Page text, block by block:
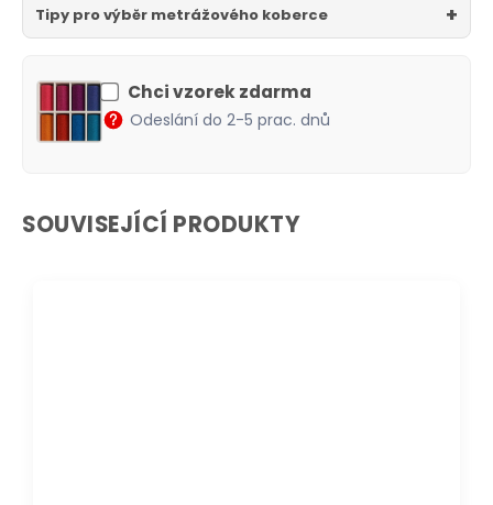
Tipy pro výběr metrážového koberce
Chci vzorek zdarma
Odeslání do 2-5 prac. dnů
SOUVISEJÍCÍ PRODUKTY